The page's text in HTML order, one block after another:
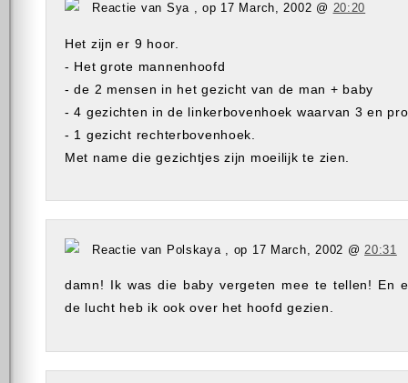
Reactie van Sya , op 17 March, 2002 @ 20:20
Het zijn er 9 hoor.
- Het grote mannenhoofd
- de 2 mensen in het gezicht van de man + baby
- 4 gezichten in de linkerbovenhoek waarvan 3 en
- 1 gezicht rechterbovenhoek.
Met name die gezichtjes zijn moeilijk te zien.
Reactie van Polskaya , op 17 March, 2002 @20:31
damn! Ik was die baby vergeten mee te tellen! En
de lucht heb ik ook over het hoofd gezien.